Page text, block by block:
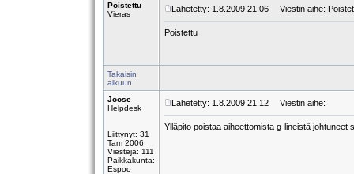
Poistettu
Vieras
Lähetetty: 1.8.2009 21:06 Viestin aihe:
Poistettu
Takaisin
alkuun
Joose
Helpdesk
Liittynyt: 31
Tam 2006
Viestejä: 111
Paikkakunta:
Espoo
Lähetetty: 1.8.2009 21:12 Viestin aihe:
Ylläpito poistaa aiheettomista g-lineistä johtuneet